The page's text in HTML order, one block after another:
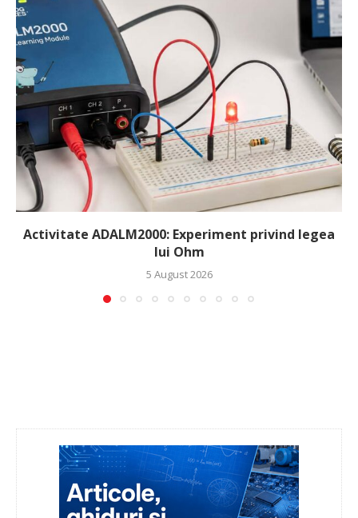
Activitate ADALM2000: Experiment privind legea
lui Ohm
5 August 2026